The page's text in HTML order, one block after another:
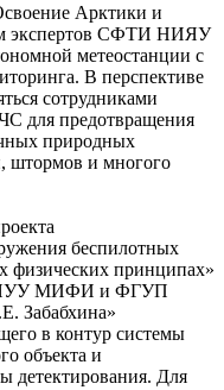
Арктики и
экспертов СФТИ НИЯУ
метеостанции с
В перспективе
сотрудниками
для предотвращения
природных
штормов и многого
беспилотных
физических принципах»
МИФИ и ФГУП
Забабхина»
в контур системы
объекта и
детектирования. Для